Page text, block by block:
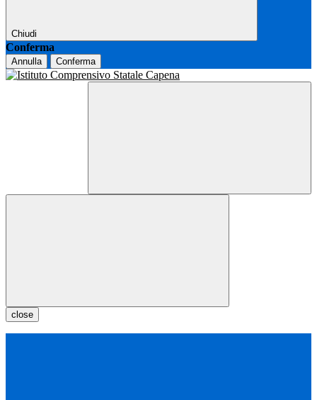
Chiudi
Conferma
Annulla Conferma
close